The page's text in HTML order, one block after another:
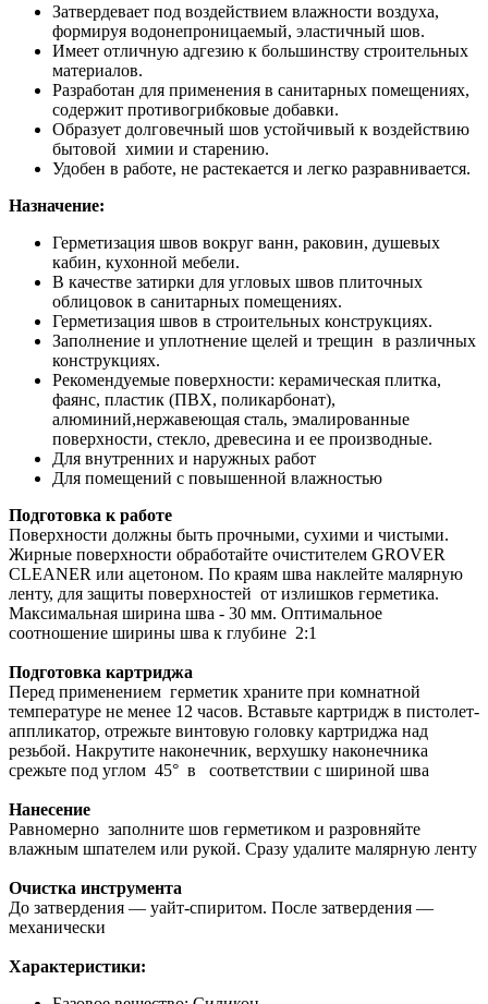
Затвердевает под воздействием влажности воздуха,
формируя водонепроницаемый, эластичный шов.
Имеет отличную адгезию к большинству строительных
материалов.
Разработан для применения в санитарных помещениях,
содержит противогрибковые добавки.
Образует долговечный шов устойчивый к воздействию
бытовой химии и старению.
Удобен в работе, не растекается и легко разравнивается.
Назначение:
Герметизация швов вокруг ванн, раковин, душевых
кабин, кухонной мебели.
В качестве затирки для угловых швов плиточных
облицовок в санитарных помещениях.
Герметизация швов в строительных конструкциях.
Заполнение и уплотнение щелей и трещин в различных
конструкциях.
Рекомендуемые поверхности: керамическая плитка,
фаянс, пластик (ПВХ, поликарбонат),
алюминий,нержавеющая сталь, эмалированные
поверхности, стекло, древесина и ее производные.
Для внутренних и наружных работ
Для помещений с повышенной влажностью
Подготовка к работе
Поверхности должны быть прочными, сухими и чистыми.
Жирные поверхности обработайте очистителем GROVER
CLEANER или ацетоном. По краям шва наклейте малярную
ленту, для защиты поверхностей от излишков герметика.
Максимальная ширина шва - 30 мм. Оптимальное
соотношение ширины шва к глубине 2:1
Подготовка картриджа
Перед применением герметик храните при комнатной
температуре не менее 12 часов. Вставьте картридж в пистолет-
аппликатор, отрежьте винтовую головку картриджа над
резьбой. Накрутите наконечник, верхушку наконечника
срежьте под углом 45° в соответствии с шириной шва
Нанесение
Равномерно заполните шов герметиком и разровняйте
влажным шпателем или рукой. Сразу удалите малярную ленту
Очистка инструмента
До затвердения — уайт-спиритом. После затвердения —
механически
Характеристики: